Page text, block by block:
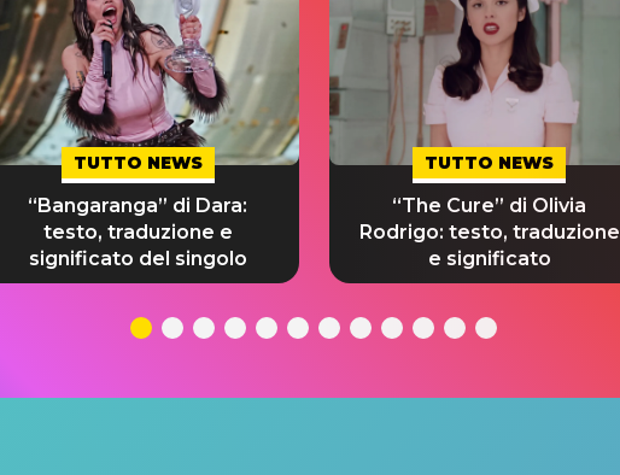
TUTTO NEWS
“Bangaranga” di Dara:
testo, traduzione e
significato del singolo
TUTTO NEWS
“The Cure” di Olivia
Rodrigo: testo, traduzione
e significato